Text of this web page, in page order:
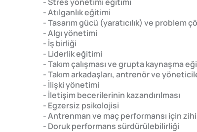
- Atılganlık eğitimi
- Tasarım gücü (yaratıcılık) ve problem
- Algı yönetimi
- İş birliği
- Liderlik eğitimi
- Takım çalışması ve grupta kaynaşma
- Takım arkadaşları, antrenör ve
- İlişki yönetimi
- İletişim becerilerinin kazandırılması
- Egzersiz psikolojisi
- Antrenman ve maç performansı için
- Doruk performans sürdürülebilirliği